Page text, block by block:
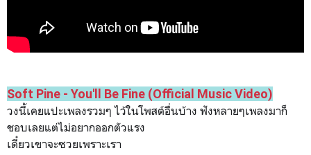
Soft Pine - You'll Be Fine (Official Music Video)
วงนี้เคยแปะเพลงรวมๆ ไว้ในโพสต์อื่นบ้าง ฟังหลายๆเพลงมาก็
ชอบเลยแต่ไม่อยากออกตัวแรง
เดี๋ยวเขาจะซวยเพราะเรา